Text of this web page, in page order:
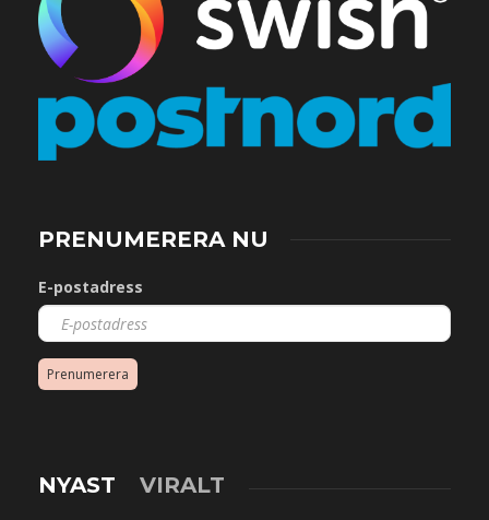
PRENUMERERA NU
E-postadress
Prenumerera
NYAST VIRALT